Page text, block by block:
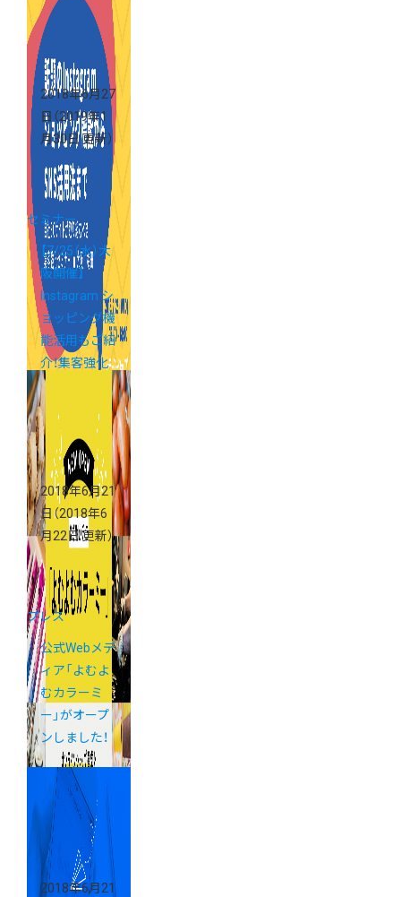
2018年6月27
日 （2019年1
月30日 更新）
セミナー
【7/25（水）大
阪開催】
Instagram シ
ョッピング機
能活用もご紹
介！集客強化
セミナー
2018年6月21
日 （2018年6
月22日 更新）
プレス
公式Webメデ
ィア「よむよ
むカラーミ
ー」がオープ
ンしました！
2018年6月21